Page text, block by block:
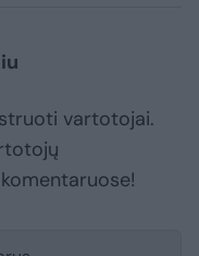
vartotojai.